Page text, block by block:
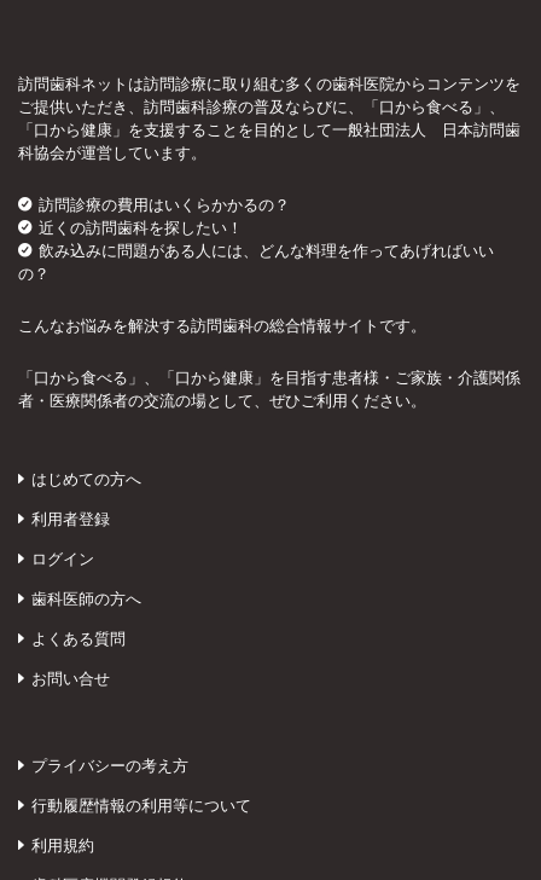
訪問歯科ネットは訪問診療に取り組む多くの歯科医院からコンテンツを
ご提供いただき、訪問歯科診療の普及ならびに、「口から食べる」、
「口から健康」を支援することを目的として一般社団法人 日本訪問歯
科協会が運営しています。
訪問診療の費用はいくらかかるの？
近くの訪問歯科を探したい！
飲み込みに問題がある人には、どんな料理を作ってあげればいい
の？
こんなお悩みを解決する訪問歯科の総合情報サイトです。
「口から食べる」、「口から健康」を目指す患者様・ご家族・介護関係
者・医療関係者の交流の場として、ぜひご利用ください。
はじめての方へ
利用者登録
ログイン
歯科医師の方へ
よくある質問
お問い合せ
プライバシーの考え方
行動履歴情報の利用等について
利用規約